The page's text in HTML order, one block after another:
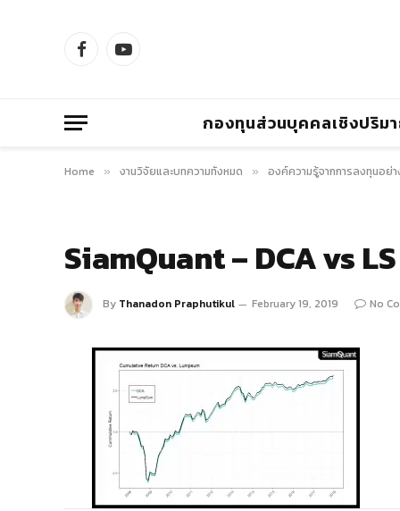
FacebookYouTube
กองทุนส่วนบุคคลเชิงปริม
Home » งานวิจัยและบทความทั้งหมด » องค์ความรู้จากการลงทุนอย่า
SiamQuant – DCA vs LS
By Thanadon Praphutikul February 19, 2019 No